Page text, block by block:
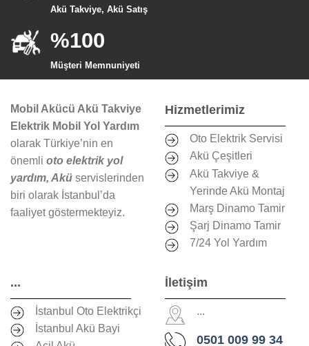
Akü Takviye, Akü Satış
%100
Müşteri Memnuniyeti
Mobil Akücü Akü Takviye
Elektrik Mobil Yol Yardım
olarak Türkiye’nin en
önemli oto elektrik yol
yardım, Akü servislerinden
biri olarak İstanbul’da
faaliyet göstermekteyiz.
Hizmetlerimiz
Oto Elektrik Servisi
Akü Çeşitleri
Akü Takviye &
Yerinde Akü Montaj
Marş Dinamo Tamir
Şarj Dinamo Tamir
7/24 Yol Yardım
...
İstanbul Oto Elektrikçi
İstanbul Akü Bayi
İletişim
...
0501 009 99 34